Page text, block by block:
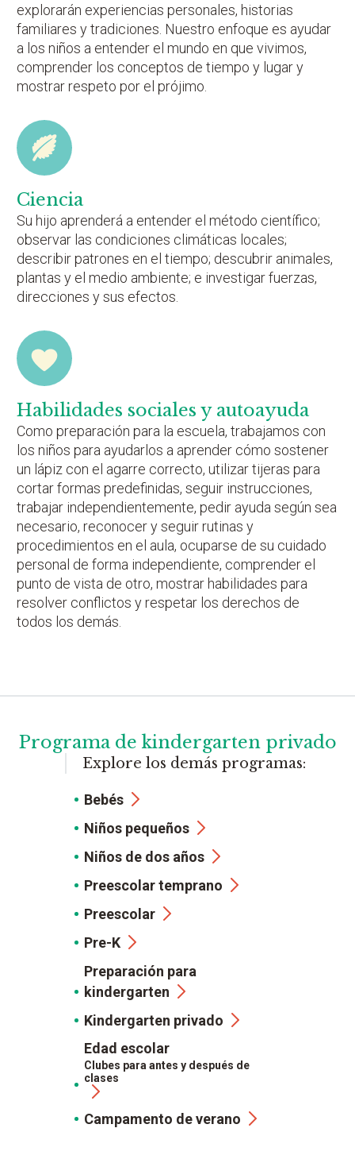
explorarán experiencias personales, historias
familiares y tradiciones. Nuestro enfoque es ayudar
a los niños a entender el mundo en que vivimos,
comprender los conceptos de tiempo y lugar y
mostrar respeto por el prójimo.
Ciencia
Su hijo aprenderá a entender el método científico;
observar las condiciones climáticas locales;
describir patrones en el tiempo; descubrir animales,
plantas y el medio ambiente; e investigar fuerzas,
direcciones y sus efectos.
Habilidades sociales y autoayuda
Como preparación para la escuela, trabajamos con
los niños para ayudarlos a aprender cómo sostener
un lápiz con el agarre correcto, utilizar tijeras para
cortar formas predefinidas, seguir instrucciones,
trabajar independientemente, pedir ayuda según sea
necesario, reconocer y seguir rutinas y
procedimientos en el aula, ocuparse de su cuidado
personal de forma independiente, comprender el
punto de vista de otro, mostrar habilidades para
resolver conflictos y respetar los derechos de
todos los demás.
Programa de kindergarten privado
Explore los demás programas:
Bebés
Niños pequeños
Niños de dos años
Preescolar temprano
Preescolar
Pre-K
Preparación para
kindergarten
Kindergarten privado
Edad escolar
Clubes para antes y después de
clases
Campamento de verano